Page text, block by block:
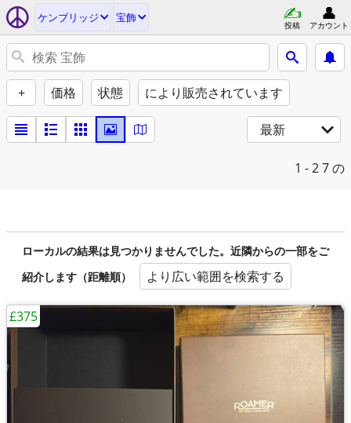
ケンブリッジ 宝飾
投稿 アカウント
+ 価格 状態 により販売されています
最新
1 - 27 の
ローカルの結果は見つかりませんでした。近隣からの一部をご
紹介します（距離順）
より広い範囲を検索する
£375